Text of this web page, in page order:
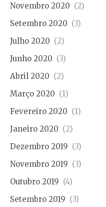
Novembro 2020 (2)
Setembro 2020 (3)
Julho 2020 (2)
Junho 2020 (3)
Abril 2020 (2)
Março 2020 (1)
Fevereiro 2020 (1)
Janeiro 2020 (2)
Dezembro 2019 (3)
Novembro 2019 (3)
Outubro 2019 (4)
Setembro 2019 (3)